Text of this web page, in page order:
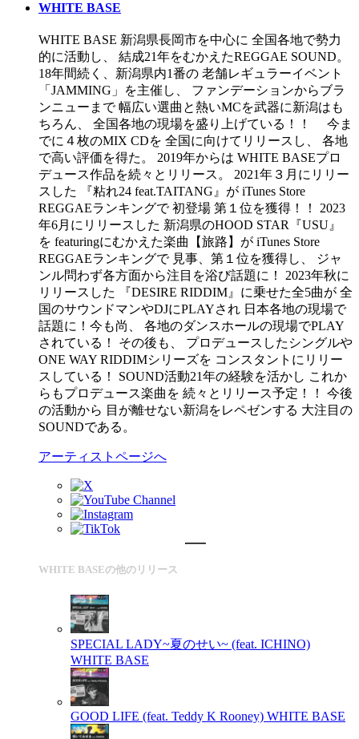
WHITE BASE
WHITE BASE 新潟県長岡市を中心に 全国各地で勢力
的に活動し、 結成21年をむかえたREGGAE SOUND。
18年間続く、新潟県内1番の 老舗レギュラーイベント
「JAMMING」を主催し、 ファンデーションからブラ
ンニューまで 幅広い選曲と熱いMCを武器に新潟はも
ちろん、 全国各地の現場を盛り上げている！！ 今ま
でに４枚のMIX CDを 全国に向けてリリースし、 各地
で高い評価を得た。 2019年からは WHITE BASEプロ
デュース作品を続々とリリース。 2021年３月にリリー
スした 『粘れ24 feat.TAITANG』が iTunes Store
REGGAEランキングで 初登場 第１位を獲得！！ 2023
年6月にリリースした 新潟県のHOOD STAR『USU』
を featuringにむかえた楽曲【旅路】が iTunes Store
REGGAEランキングで 見事、第１位を獲得し、 ジャ
ンル問わず各方面から注目を浴び話題に！ 2023年秋に
リリースした 『DESIRE RIDDIM』に乗せた全5曲が 全
国のサウンドマンやDJにPLAYされ 日本各地の現場で
話題に！今も尚、 各地のダンスホールの現場でPLAY
されている！ その後も、 プロデュースしたシングルや
ONE WAY RIDDIMシリーズを コンスタントにリリー
スしている！ SOUND活動21年の経験を活かし これか
らもプロデュース楽曲を 続々とリリース予定！！ 今後
の活動から 目が離せない新潟をレペゼンする 大注目の
SOUNDである。
アーティストページへ
WHITE BASEの他のリリース
SPECIAL LADY~夏のせい~ (feat. ICHINO)
WHITE BASE
GOOD LIFE (feat. Teddy K Rooney) WHITE BASE